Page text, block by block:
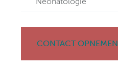
CONTACT OPNEMEN